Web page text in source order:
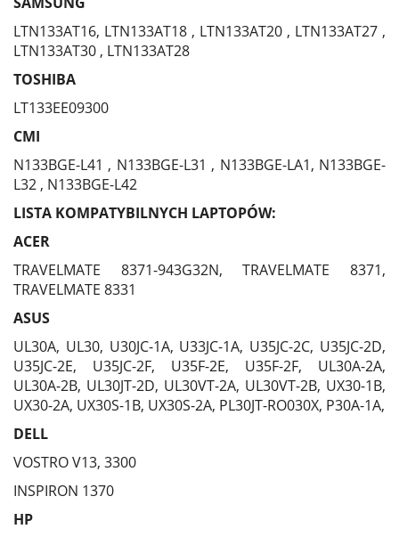
LTN133AT16, LTN133AT18 , LTN133AT20 , LTN133AT27 ,
LTN133AT30 , LTN133AT28
TOSHIBA
LT133EE09300
CMI
N133BGE-L41 , N133BGE-L31 , N133BGE-LA1, N133BGE-
L32 , N133BGE-L42
LISTA KOMPATYBILNYCH LAPTOPÓW:
ACER
TRAVELMATE 8371-943G32N, TRAVELMATE 8371,
TRAVELMATE 8331
ASUS
UL30A, UL30, U30JC-1A, U33JC-1A, U35JC-2C, U35JC-2D,
U35JC-2E, U35JC-2F, U35F-2E, U35F-2F, UL30A-2A,
UL30A-2B, UL30JT-2D, UL30VT-2A, UL30VT-2B, UX30-1B,
UX30-2A, UX30S-1B, UX30S-2A, PL30JT-RO030X, P30A-1A,
DELL
VOSTRO V13, 3300
INSPIRON 1370
HP